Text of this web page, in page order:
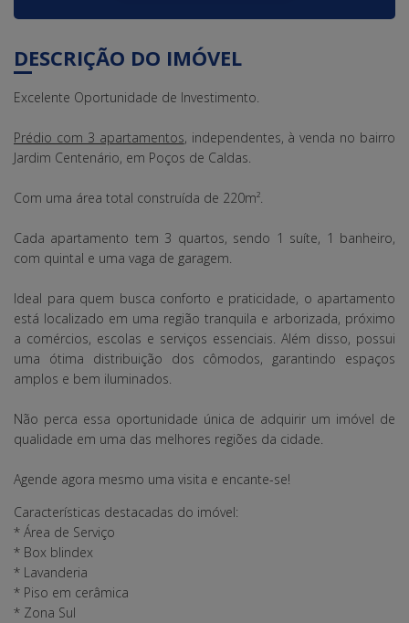
DESCRIÇÃO DO IMÓVEL
Excelente Oportunidade de Investimento.
Prédio com 3 apartamentos, independentes, à venda no bairro
Jardim Centenário, em Poços de Caldas.
Com uma área total construída de 220m².
Cada apartamento tem 3 quartos, sendo 1 suíte, 1 banheiro,
com quintal e uma vaga de garagem.
Ideal para quem busca conforto e praticidade, o apartamento
está localizado em uma região tranquila e arborizada, próximo
a comércios, escolas e serviços essenciais. Além disso, possui
uma ótima distribuição dos cômodos, garantindo espaços
amplos e bem iluminados.
Não perca essa oportunidade única de adquirir um imóvel de
qualidade em uma das melhores regiões da cidade.
Agende agora mesmo uma visita e encante-se!
Características destacadas do imóvel:
* Área de Serviço
* Box blindex
* Lavanderia
* Piso em cerâmica
* Zona Sul